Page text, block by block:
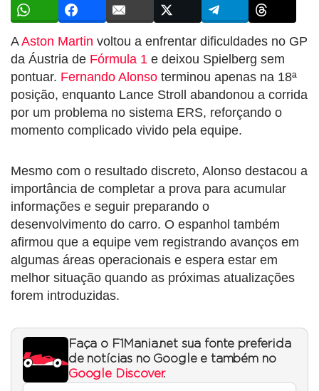
AAston Martin voltou a enfrentar dificuldades no GP
da Áustria de Fórmula 1 e deixou Spielberg sem
pontuar. Fernando Alonso terminou apenas na 18ª
posição, enquanto Lance Stroll abandonou a corrida
por um problema no sistema ERS, reforçando o
momento complicado vivido pela equipe.
Mesmo com o resultado discreto, Alonso destacou a
importância de completar a prova para acumular
informações e seguir preparando o
desenvolvimento do carro. O espanhol também
afirmou que a equipe vem registrando avanços em
algumas áreas operacionais e espera estar em
melhor situação quando as próximas atualizações
forem introduzidas.
Faça o F1Mania.net sua fonte preferida
de notícias no Google e também no
Google Discover.